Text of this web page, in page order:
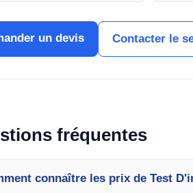
un devis Contacter le
fréquentes
connaître les prix de Test